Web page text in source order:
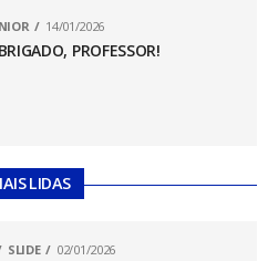
14/01/2026
PROFESSOR!
LIDAS
SLIDE 02/01/2026